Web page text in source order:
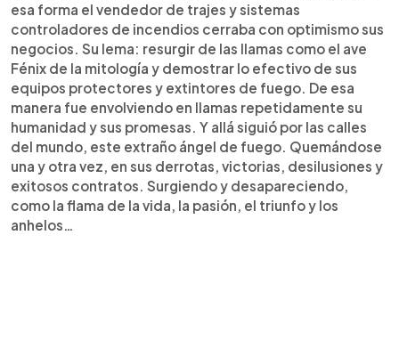
esa forma el vendedor de trajes y sistemas
controladores de incendios cerraba con optimismo sus
negocios. Su lema: resurgir de las llamas como el ave
Fénix de la mitología y demostrar lo efectivo de sus
equipos protectores y extintores de fuego. De esa
manera fue envolviendo en llamas repetidamente su
humanidad y sus promesas. Y allá siguió por las calles
del mundo, este extraño ángel de fuego. Quemándose
una y otra vez, en sus derrotas, victorias, desilusiones y
exitosos contratos. Surgiendo y desapareciendo,
como la flama de la vida, la pasión, el triunfo y los
anhelos…